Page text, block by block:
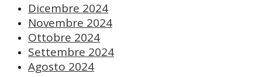
Dicembre 2024
Novembre 2024
Ottobre 2024
Settembre 2024
Agosto 2024